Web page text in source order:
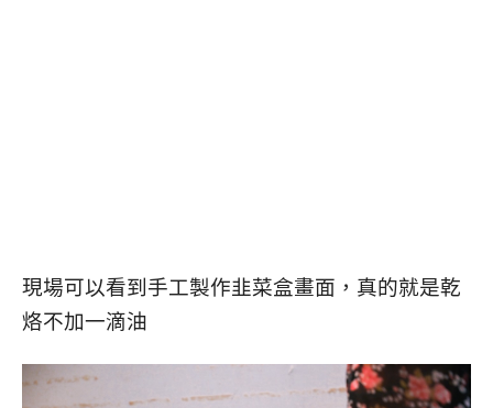
現場可以看到手工製作韭菜盒畫面，真的就是乾
烙不加一滴油